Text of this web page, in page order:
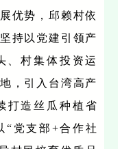
优势，邱赖村依
持以党建引领产
、村集体投资运
，引入台湾高产
打造丝瓜种植省
“党支部+合作社